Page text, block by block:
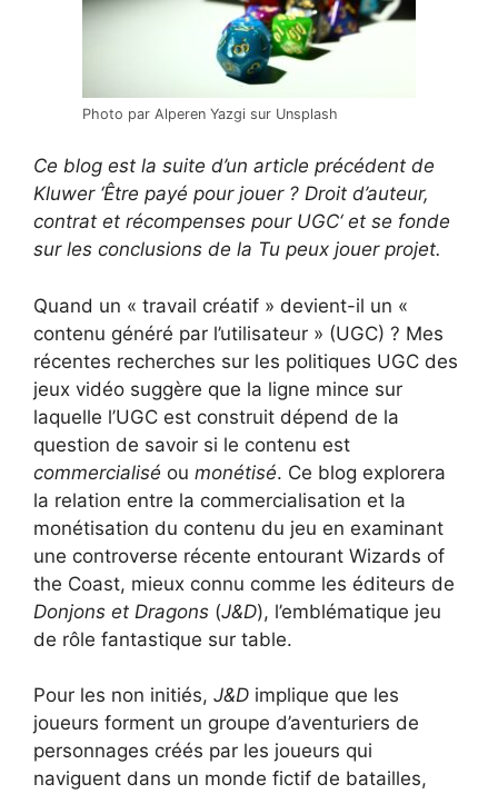
Photo par Alperen Yazgi sur Unsplash
Ce blog est la suite d’un article précédent de
Kluwer ‘Être payé pour jouer ? Droit d’auteur,
contrat et récompenses pour UGC‘ et se fonde
sur les conclusions de la Tu peux jouerprojet.
Quand un « travail créatif » devient-il un «
contenu généré par l’utilisateur » (UGC) ? Mes
récentes recherches sur les politiques UGC des
jeux vidéo suggère que la ligne mince sur
laquelle l’UGC est construit dépend de la
question de savoir si le contenu est
commercialisé ou monétisé. Ce blog explorera
la relation entre la commercialisation et la
monétisation du contenu du jeu en examinant
une controverse récente entourant Wizards of
the Coast, mieux connu comme les éditeurs de
Donjons et Dragons (J&D), l’emblématique jeu
de rôle fantastique sur table.
Pour les non initiés, J&D implique que les
joueurs forment un groupe d’aventuriers de
personnages créés par les joueurs qui
naviguent dans un monde fictif de batailles,